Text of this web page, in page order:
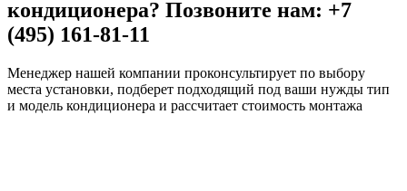
кондиционера? Позвоните нам: +7
(495) 161-81-11
Менеджер нашей компании проконсультирует по выбору
места установки, подберет подходящий под ваши нужды тип
и модель кондиционера и рассчитает стоимость монтажа